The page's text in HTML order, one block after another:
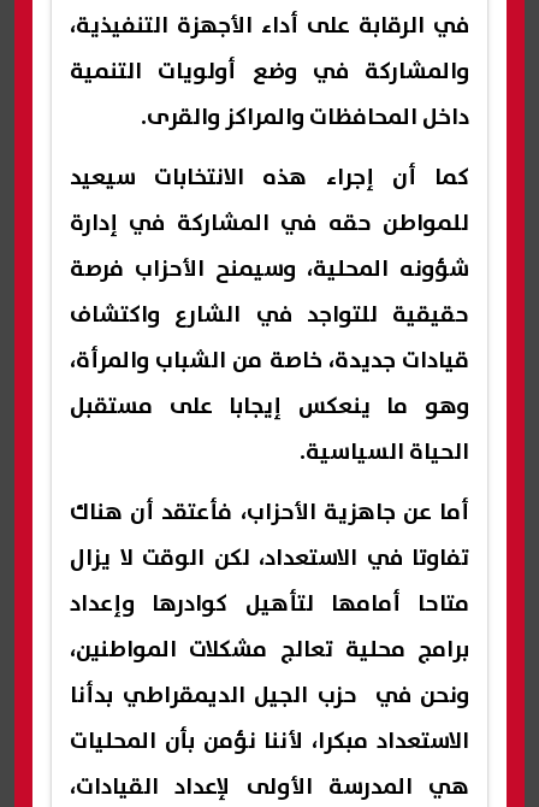
في الرقابة على أداء الأجهزة التنفيذية،
والمشاركة في وضع أولويات التنمية
داخل المحافظات والمراكز والقرى.
كما أن إجراء هذه الانتخابات سيعيد
للمواطن حقه في المشاركة في إدارة
شؤونه المحلية، وسيمنح الأحزاب فرصة
حقيقية للتواجد في الشارع واكتشاف
قيادات جديدة، خاصة من الشباب والمرأة،
وهو ما ينعكس إيجابا على مستقبل
الحياة السياسية.
أما عن جاهزية الأحزاب، فأعتقد أن هناك
تفاوتا في الاستعداد، لكن الوقت لا يزال
متاحا أمامها لتأهيل كوادرها وإعداد
برامج محلية تعالج مشكلات المواطنين،
ونحن في حزب الجيل الديمقراطي بدأنا
الاستعداد مبكرا، لأننا نؤمن بأن المحليات
هي المدرسة الأولى لإعداد القيادات،